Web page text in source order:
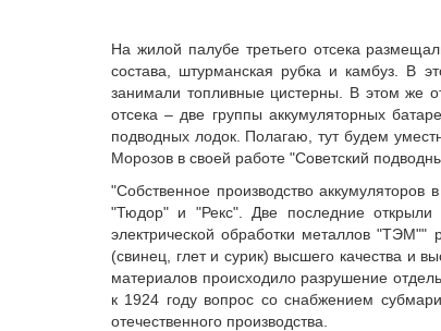
На жилой палубе третьего отсека
состава, штурманская рубка и камбуз. В
занимали топливные цистерны. В этом же
отсека – две группы аккумуляторных
подводных лодок. Полагаю, тут будем
Морозов в своей работе "Советский
"Собственное производство
"Тюдор" и "Рекс". Две последние открыли
электрической обработки металлов "ТЭМ""
(свинец, глет и сурик) высшего качества и
материалов происходило разрушение
к 1924 году вопрос со снабжением
отечественного производства.